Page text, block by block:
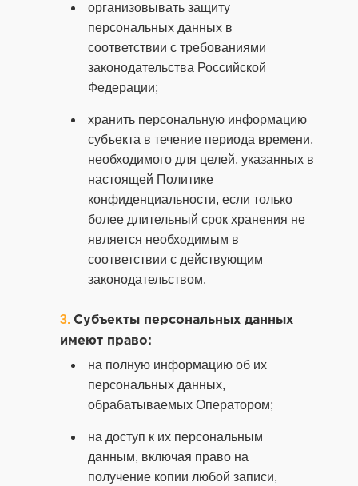
организовывать защиту
персональных данных в
соответствии с требованиями
законодательства Российской
Федерации;
хранить персональную информацию
субъекта в течение периода времени,
необходимого для целей, указанных в
настоящей Политике
конфиденциальности, если только
более длительный срок хранения не
является необходимым в
соответствии с действующим
законодательством.
Субъекты персональных данных
имеют право:
на полную информацию об их
персональных данных,
обрабатываемых Оператором;
на доступ к их персональным
данным, включая право на
получение копии любой записи,